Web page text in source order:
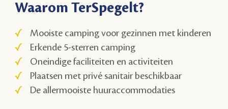
Waarom TerSpegelt?
Mooiste camping voor gezinnen met kinderen
Erkende 5-sterren camping
Oneindige faciliteiten en activiteiten
Plaatsen met privé sanitair beschikbaar
De allermooiste huuraccommodaties